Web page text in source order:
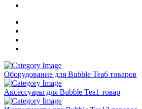
Оборудование для Bubble Tea6 товаров
Аксессуары для Bubble Tea1 товар